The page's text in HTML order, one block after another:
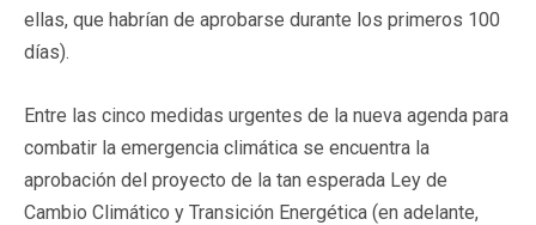
ellas, que habrían de aprobarse durante los primeros 100
días).
Entre las cinco medidas urgentes de la nueva agenda para
combatir la emergencia climática se encuentra la
aprobación del proyecto de la tan esperada Ley de
Cambio Climático y Transición Energética (en adelante,